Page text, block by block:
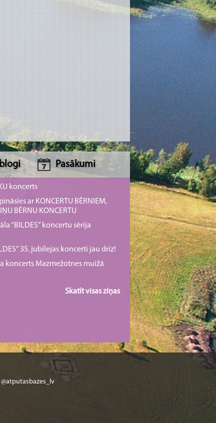
Pasākumi
koncerts
ar KONCERTU BĒRNIEM,
BĒRNU KONCERTU
“BILDES” koncertu sērija
35. jubilejas koncerti jau drīz!
koncerts Mazmežotnes muižā
Skatīt visas ziņas
@atputasbazes_lv